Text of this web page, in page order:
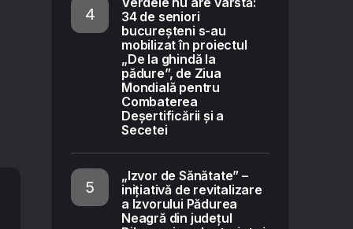
34 de seniori
bucureșteni s-au
mobilizat în proiectul
„De la ghindă la
pădure”, de Ziua
Mondială pentru
Combaterea
Deșertificării și a
Secetei
„Izvor de Sănătate” –
inițiativă de revitalizare
a Izvorului Pădurea
Neagră din județul